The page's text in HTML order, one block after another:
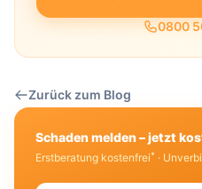
0800
Zurück zum Blog
Schaden melden – jetzt
Erstberatung kostenfrei* ·